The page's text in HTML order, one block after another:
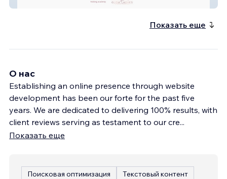
Показать еще
О нас
Establishing an online presence through website
development has been our forte for the past five
years. We are dedicated to delivering 100% results, with
client reviews serving as testament to our cre...
Показать еще
Поисковая оптимизация
Текстовый контент